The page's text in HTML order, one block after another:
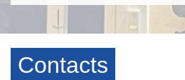
Contacts